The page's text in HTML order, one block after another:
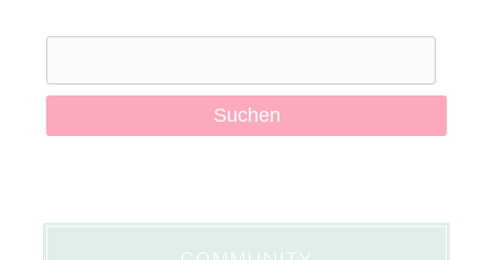
Suchen